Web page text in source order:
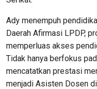
Ady menempuh
Daerah Afirmasi LPDP,
memperluas akses
Tidak hanya berfokus
mencatatkan prestasi
menjadi Asisten Dosen